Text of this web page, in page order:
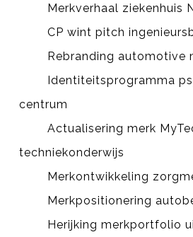
Merkverhaal ziekenhuis
CP wint pitch
Rebranding automotive
Identiteitsprogramma
centrum
Actualisering merk
techniekonderwijs
Merkontwikkeling
Merkpositionering
Herijking merkportfolio